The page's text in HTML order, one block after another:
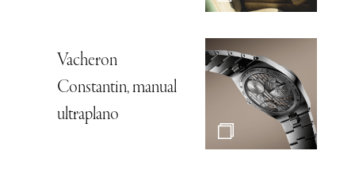
Vacheron
Constantin, manual
ultraplano